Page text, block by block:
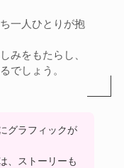
一人ひとりが抱
みをもたらし、
でしょう。
グラフィックが
、ストーリーも